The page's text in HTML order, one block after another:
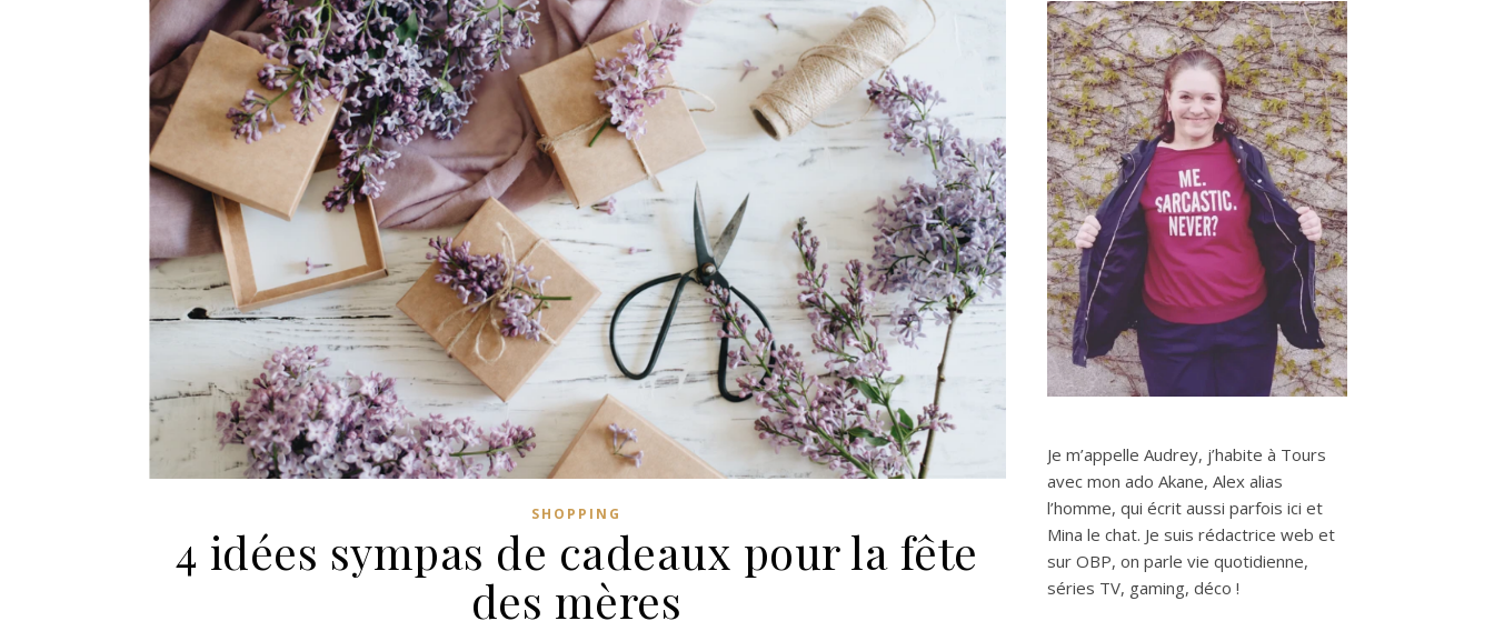
SHOPPING
4 idées sympas de cadeaux pour la fête
des mères
Je m’appelle Audrey, j’habite à Tours
avec mon ado Akane, Alex alias
l’homme, qui écrit aussi parfois ici et
Mina le chat. Je suis rédactrice web et
sur OBP, on parle vie quotidienne,
séries TV, gaming, déco !